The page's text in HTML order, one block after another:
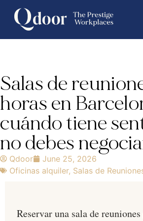
Salas de
horas en
cuándo tiene
no debes
Qdoor
June 25, 2026
Oficinas alquiler, Salas de
Reservar una sala de